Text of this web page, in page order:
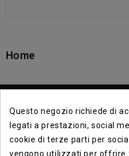
Home
Questo negozio richiede di
legati a prestazioni, social
cookie di terze parti per
vengono utilizzati per offrire